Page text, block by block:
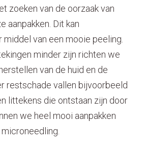
zoeken van de oorzaak van
aanpakken. Dit kan
van een mooie peeling.
minder zijn richten we
van de huid en de
restschade vallen bijvoorbeeld
littekens die ontstaan zijn door
we heel mooi aanpakken